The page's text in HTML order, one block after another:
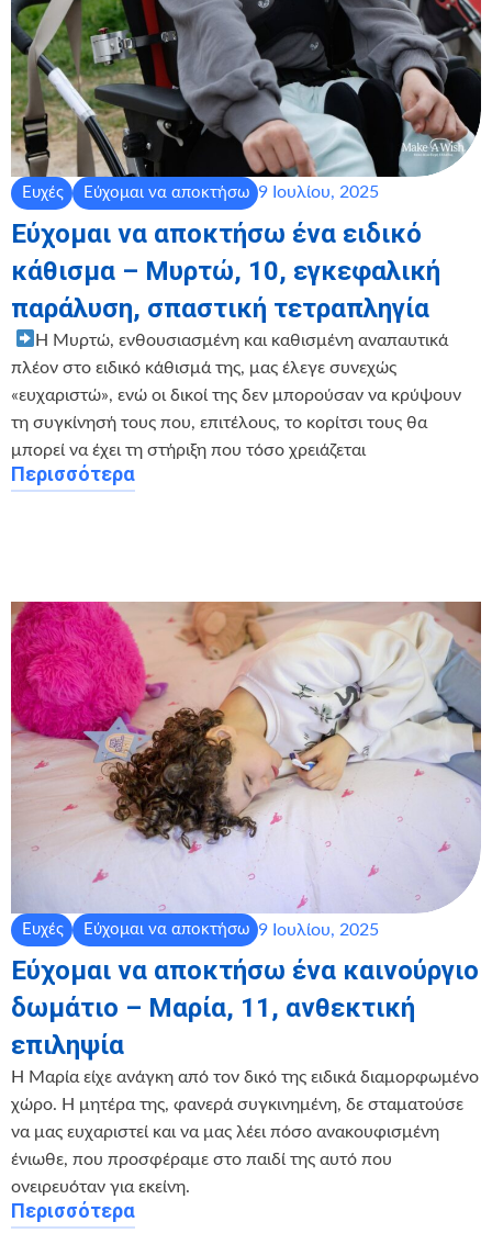
Ευχές Εύχομαι να αποκτήσω 9 Ιουλίου, 2025
Εύχομαι να αποκτήσω ένα ειδικό
κάθισμα – Μυρτώ, 10, εγκεφαλική
παράλυση, σπαστική τετραπληγία
Η Μυρτώ, ενθουσιασμένη και καθισμένη αναπαυτικά
πλέον στο ειδικό κάθισμά της, μας έλεγε συνεχώς
«ευχαριστώ», ενώ οι δικοί της δεν μπορούσαν να κρύψουν
τη συγκίνησή τους που, επιτέλους, το κορίτσι τους θα
μπορεί να έχει τη στήριξη που τόσο χρειάζεται
Περισσότερα
Ευχές Εύχομαι να αποκτήσω 9 Ιουλίου, 2025
Εύχομαι να αποκτήσω ένα καινούργιο
δωμάτιο – Μαρία, 11, ανθεκτική
επιληψία
Η Μαρία είχε ανάγκη από τον δικό της ειδικά διαμορφωμένο
χώρο. Η μητέρα της, φανερά συγκινημένη, δε σταματούσε
να μας ευχαριστεί και να μας λέει πόσο ανακουφισμένη
ένιωθε, που προσφέραμε στο παιδί της αυτό που
ονειρευόταν για εκείνη.
Περισσότερα